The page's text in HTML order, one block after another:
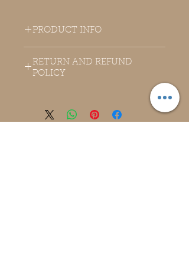
PRODUCT INFO
RETURN AND REFUND
POLICY